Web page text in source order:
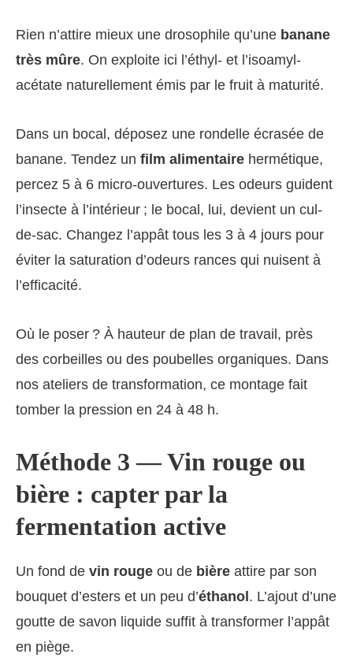
Rien n’attire mieux une drosophile qu’une banane
très mûre. On exploite ici l’éthyl- et l’isoamyl-
acétate naturellement émis par le fruit à maturité.
Dans un bocal, déposez une rondelle écrasée de
banane. Tendez un film alimentaire hermétique,
percez 5 à 6 micro-ouvertures. Les odeurs guident
l’insecte à l’intérieur ; le bocal, lui, devient un cul-
de-sac. Changez l’appât tous les 3 à 4 jours pour
éviter la saturation d’odeurs rances qui nuisent à
l’efficacité.
Où le poser ? À hauteur de plan de travail, près
des corbeilles ou des poubelles organiques. Dans
nos ateliers de transformation, ce montage fait
tomber la pression en 24 à 48 h.
Méthode 3 — Vin rouge ou
bière : capter par la
fermentation active
Un fond de vin rouge ou de bière attire par son
bouquet d’esters et un peu d’éthanol . L’ajout d’une
goutte de savon liquide suffit à transformer l’appât
en piège.